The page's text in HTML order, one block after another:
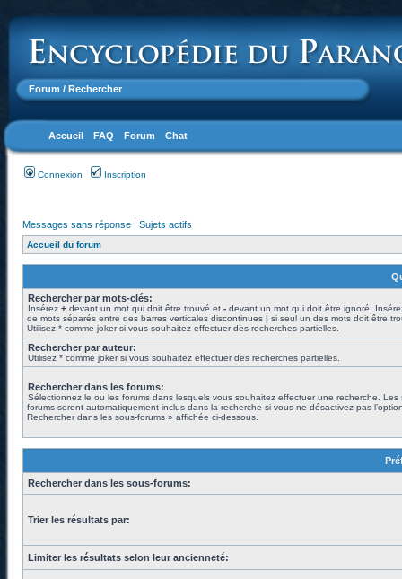
Forum / Rechercher
Accueil FAQ Forum Chat
Connexion Inscription
Messages sans réponse | Sujets actifs
Accueil du forum
Rechercher par mots-clés:
Insérez + devant un mot qui doit être trouvé et - devant un mot qui doit être ignoré.
de mots séparés entre des barres verticales discontinues | si seul un des mots doit être
Utilisez * comme joker si vous souhaitez effectuer des recherches partielles.
Rechercher par auteur:
Utilisez * comme joker si vous souhaitez effectuer des recherches partielles.
Rechercher dans les forums:
Sélectionnez le ou les forums dans lesquels vous souhaitez effectuer une recherche. Les
forums seront automatiquement inclus dans la recherche si vous ne désactivez pas
Rechercher dans les sous-forums » affichée ci-dessous.
Rechercher dans les sous-forums:
Trier les résultats par:
Limiter les résultats selon leur ancienneté: